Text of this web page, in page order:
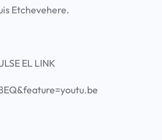
Etchevehere.
EL LINK